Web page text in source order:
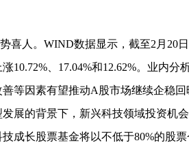
人。WIND数据显示，截至2月20
10.72%、17.04%和12.62%。业内分
等因素有望推动A股市场继续企稳
展的背景下，新兴科技领域投资机
成长股票基金将以不低于80%的股